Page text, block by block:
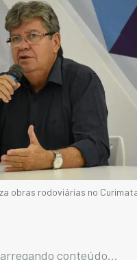
obras rodoviárias no
conteúdo...